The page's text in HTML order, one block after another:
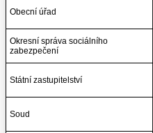
Obecní úřad
Okresní správa sociálního
zabezpečení
Státní zastupitelství
Soud